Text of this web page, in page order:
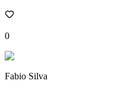
0
Fabio Silva